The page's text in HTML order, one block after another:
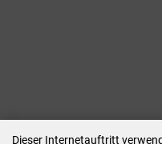
Dieser Internetauftritt